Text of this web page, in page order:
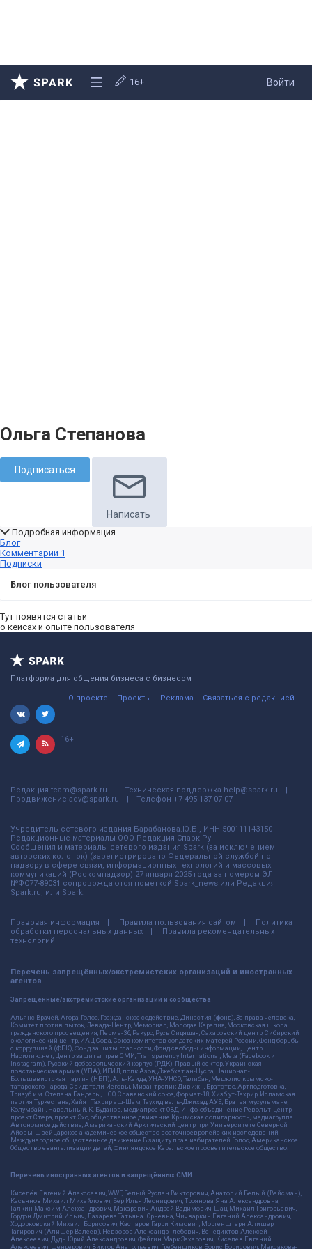
Войти
16+
Ольга Степанова
Подписаться
Написать
Подробная информация
Блог
Комментарии 1
Подписки
Блог пользователя
Тут появятся статьи
о кейсах и опыте пользователя
Платформа для общения бизнеса с бизнесом
О проекте Проекты Реклама Связаться с редакцией
16+
Редакция team@spark.ru Техническая поддержка help@spark.ru
Продвижение adv@spark.ru Телефон +7 495 137-07-07
Учредитель сетевого издания Барабанова.Ю.Б., ИНН 500111143150
Редакционные материалы ООО Редакция Спарк Ру
Сообщения и материалы сетевого издания Spark (за исключением
авторских колонок) (зарегистрировано Федеральной службой по
надзору в сфере связи, информационных технологий и массовых
коммуникаций (Роскомнадзор) 27 января 2025 года за номером ЭЛ
№ФС77-89031 сопровождаются пометкой Spark_news или Редакция
Spark.ru, или Spark.
Правовая информация Правила пользования сайтом
Политика
обработки персональных данных
Правила рекомендательных
технологий
Перечень запрещённых/экстремистских организаций и иностранных
агентов
Запрещённые/экстремистские организации и сообщества
Альянс Врачей, Агора, Голос, Гражданское содействие, Династия (фонд), За права человека,
Комитет против пыток, Левада-Центр, Мемориал, Молодая Карелия, Московская школа
гражданского просвещения, Пермь-36, Ракурс, Русь Сидящая, Сахаровский центр, Сибирский
экологический центр, ИАЦ Сова, Союз комитетов солдатских матерей России, Фонд борьбы
с коррупцией (ФБК), Фонд защиты гласности, Фонд свободы информации, Центр
Насилию.нет, Центр защиты прав СМИ, Transparency International, Meta (Facebook и
Instagram), Русский добровольческий корпус (РДК), Правый сектор, Украинская
повстанческая армия (УПА), ИГИЛ, полк Азов, Джебхат ан-Нусра, Национал-
Большевистская партия (НБП), Аль-Каида, УНА-УНСО, Талибан, Меджлис крымско-
татарского народа, Свидетели Иеговы, Мизантропик Дивижн, Братство, Артподготовка,
Тризуб им. Степана Бандеры, НСО, Славянский союз, Формат-18, Хизб ут-Тахрир, Исламская
партия Туркестана, Хайят Тахрир аш-Шам, Таухид валь-Джихад, АУЕ, Братья мусульмане,
Колумбайн, Навальный, К. Буданов, медиапроект ОВД-Инфо, объединение Револьт-центр,
проект Сфера, проект Эхо, общественное движение Крымская солидарность, медиагруппа
Автономное действие, Американский Арктический центр при Университете Северной
Айовы, Швейцарское академическое общество восточноевропейских исследований,
Международное общественное движение В защиту прав избирателей Голос, Американское
Общество евангелизации детей, Финляндское Карельское просветительское общество.
Перечень иностранных агентов и запрещённых СМИ
Киселёв Евгений Алекссевич, WWF, Белый Руслан Викторович, Анатолий Белый (Вайсман),
Касьянов Михаил Михайлович, Бер Илья Леонидович, Троянова Яна Александровна,
Галкин Максим Александрович, Макаревич Андрей Вадимович, Шац Михаил Григорьевич,
Гордон Дмитрий Ильич, Лазарева Татьяна Юрьевна, Чичваркин Евгений Александрович,
Ходорковский Михаил Борисович, Каспаров Гарри Кимович, Моргенштерн Алишер
Тагирович (Алишер Валеев), Невзоров Александр Глебович, Венедиктов Алексей
Алексеевич, Дудь Юрий Александрович, Фейгин Марк Захарович, Киселев Евгений
Алексеевич, Шендерович Виктор Анатольевич, Гребенщиков Борис Борисович, Максакова-